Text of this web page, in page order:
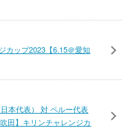
カップ2023【6.15＠愛知
本代表） 対 ペルー代表
田】キリンチャレンジカ